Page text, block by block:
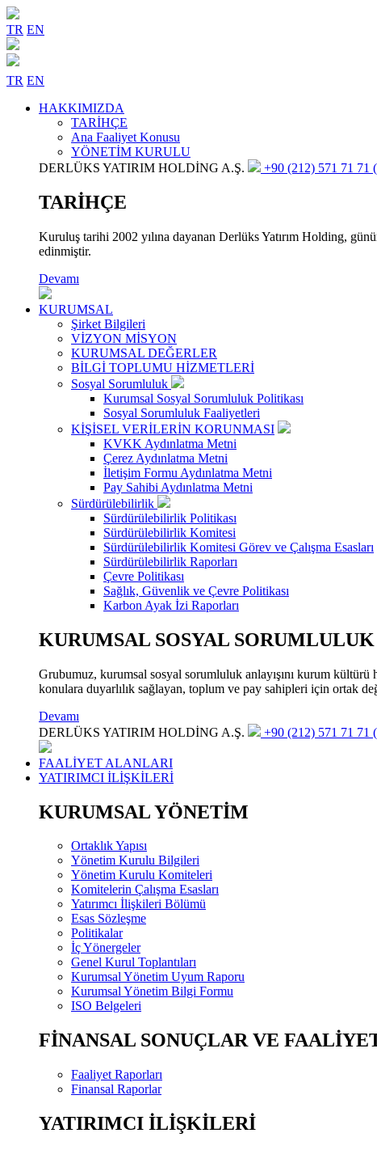
TR EN
TR EN
HAKKIMIZDA
TARİHÇE
Ana Faaliyet Konusu
YÖNETİM KURULU
DERLÜKS YATIRIM HOLDİNG A.Ş.
+90 (212) 571 71 71
TARİHÇE
Kuruluş tarihi 2002 yılına dayanan Derlüks Yatırım Holding,
edinmiştir.
Devamı
KURUMSAL
Şirket Bilgileri
VİZYON MİSYON
KURUMSAL DEĞERLER
BİLGİ TOPLUMU HİZMETLERİ
Sosyal Sorumluluk
Kurumsal Sosyal Sorumluluk Politikası
Sosyal Sorumluluk Faaliyetleri
KİŞİSEL VERİLERİN KORUNMASI
KVKK Aydınlatma Metni
Çerez Aydınlatma Metni
İletişim Formu Aydınlatma Metni
Pay Sahibi Aydınlatma Metni
Sürdürülebilirlik
Sürdürülebilirlik Politikası
Sürdürülebilirlik Komitesi
Sürdürülebilirlik Komitesi Görev ve Çalışma Esasları
Sürdürülebilirlik Raporları
Çevre Politikası
Sağlık, Güvenlik ve Çevre Politikası
Karbon Ayak İzi Raporları
KURUMSAL SOSYAL
Grubumuz, kurumsal sosyal sorumluluk anlayışını kurum kültürü
konulara duyarlılık sağlayan, toplum ve pay sahipleri için ortak
Devamı
DERLÜKS YATIRIM HOLDİNG A.Ş.
+90 (212) 571 71 71
FAALİYET ALANLARI
YATIRIMCI İLİŞKİLERİ
KURUMSAL YÖNETİM
Ortaklık Yapısı
Yönetim Kurulu Bilgileri
Yönetim Kurulu Komiteleri
Komitelerin Çalışma Esasları
Yatırımcı İlişkileri Bölümü
Esas Sözleşme
Politikalar
İç Yönergeler
Genel Kurul Toplantıları
Kurumsal Yönetim Uyum Raporu
Kurumsal Yönetim Bilgi Formu
ISO Belgeleri
FİNANSAL SONUÇLAR VE
Faaliyet Raporları
Finansal Raporlar
YATIRIMCI İLİŞKİLERİ